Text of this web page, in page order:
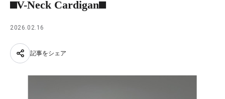
JP
⬛︎V-Neck Cardigan⬛︎
2026.02.16
記事をシェア